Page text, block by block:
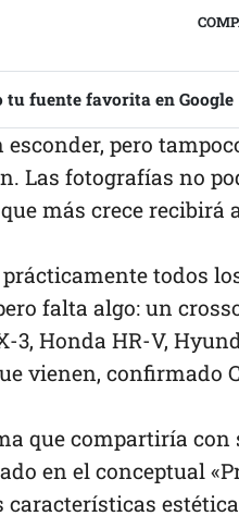
tu fuente favorita en Google
pero
Las fotografías no
más crece
todos
falta algo: un
3, Honda HR-V,
vienen, confirmado
que compartiría
en el conceptual
características